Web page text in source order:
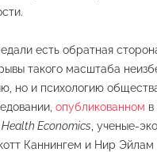
.
есть обратная
такого масштаба
но и психологию
опубликованном
Health Economics , ученые-
Каннингем и Нир Эйлам